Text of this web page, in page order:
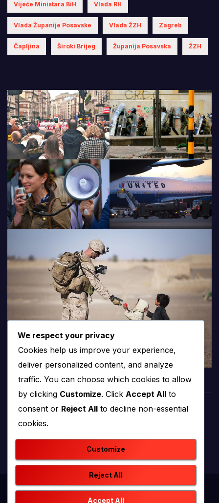
Vijeće Ministara BiH Vlada RH
Vlada Županije Posavske Vlada ŽZH Zagreb
Čapljina Široki Brijeg Županija Posavska ŽZH
produkcija i emitiranje tv programa
Proudly powered by WordPress|Theme: newstack by
We respect your privacy
Cookies help us improve your experience,
deliver personalized content, and analyze
traffic. You can choose which cookies to allow
by clicking Customize. Click Accept All to
consent or Reject All to decline non-essential
cookies.
Customize
Reject All
Accept All